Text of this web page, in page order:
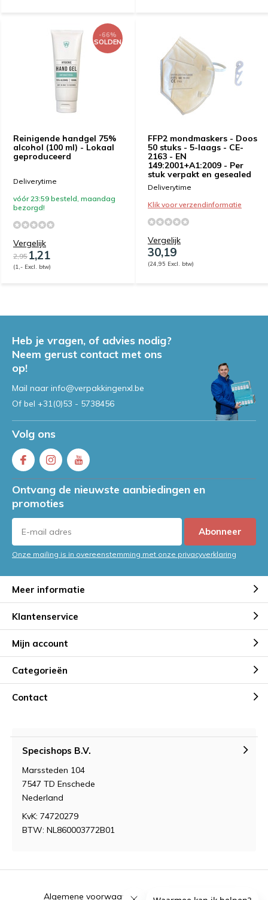
Reinigende handgel 75%
alcohol (100 ml) - Lokaal
geproduceerd
-66%
SOLDEN
Deliverytime
vóór 23:59 besteld, maandag
bezorgd!
Vergelijk
2,951,21
(1,- Excl. btw)
FFP2 mondmaskers - Doos
50 stuks - 5-laags - CE-
2163 - EN
149:2001+A1:2009 - Per
stuk verpakt en gesealed
Deliverytime
Klik voor verzendinformatie
Vergelijk
30,19
(24,95 Excl. btw)
Heb je vragen, of advies nodig?
Neem gerust contact met ons
op!
Mail naar info@verpakkingenxl.be
Of bel +31(0)53 - 5738456
Volg ons
Ontvang de nieuwste aanbiedingen en
promoties
Abonneer
Onze mailing is in overeenstemming met onze privacyverklaring
Meer informatie
Klantenservice
Mijn account
Categorieën
Contact
Specishops B.V.
Marssteden 104
7547 TD Enschede
Nederland
KvK: 74720279
BTW: NL860003772B01
Algemene voorwaarden RSS-feed Sitemap